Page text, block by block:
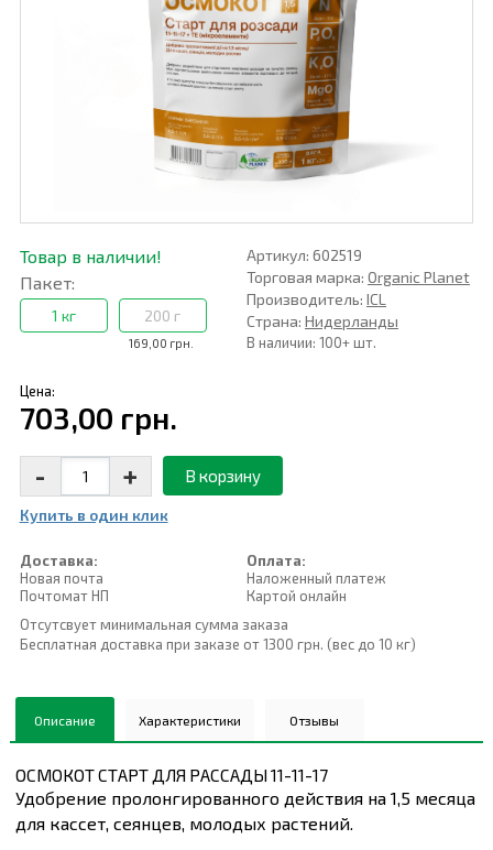
Товар в наличии!
Пакет:
1 кг
169,00 грн.
200 г
Артикул: 602519
Торговая марка: Organic Planet
Производитель: ІCL
Страна: Нидерланды
В наличии: 100+ шт.
Цена:
703,00 грн.
- + В корзину
Купить в один клик
Доставка:
Новая почта
Почтомат НП
Оплата:
Наложенный платеж
Картой онлайн
Отсутсвует минимальная сумма заказа
Бесплатная доставка при заказе от 1300 грн. (вес до 10 кг)
Описание Характеристики Отзывы
ОСМОКОТ СТАРТ ДЛЯ РАССАДЫ 11-11-17
Удобрение пролонгированного действия на 1,5 месяца
для кассет, сеянцев, молодых растений.